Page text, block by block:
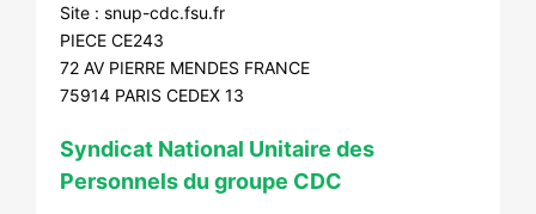
Site : snup-cdc.fsu.fr
PIECE CE243
72 AV PIERRE MENDES FRANCE
75914 PARIS CEDEX 13
Syndicat National Unitaire des
Personnels du groupe CDC